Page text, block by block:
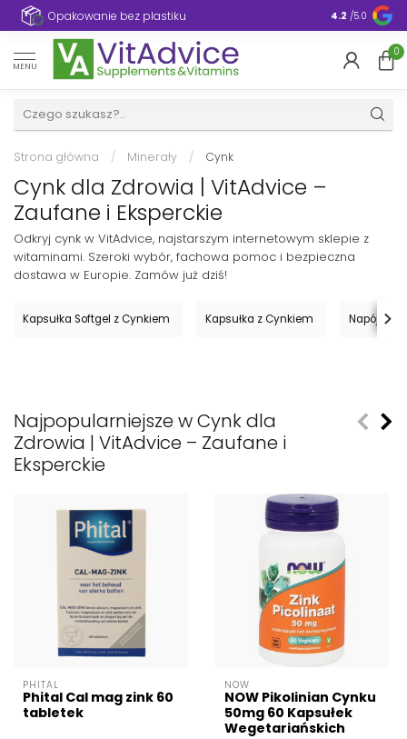
Opakowanie bez plastiku 4.2 /5.0
MENU
0
Strona główna / Minerały / Cynk
Cynk dla Zdrowia | VitAdvice –
Zaufane i Eksperckie
Odkryj cynk w VitAdvice, najstarszym internetowym sklepie z
witaminami. Szeroki wybór, fachowa pomoc i bezpieczna
dostawa w Europie. Zamów już dziś!
Kapsułka Softgel z Cynkiem Kapsułka z Cynkiem Napój z
Najpopularniejsze w Cynk dla
Zdrowia | VitAdvice – Zaufane i
Eksperckie
PHITAL
Phital Cal mag zink 60
tabletek
NOW
NOW Pikolinian Cynku
50mg 60 Kapsułek
Wegetariańskich